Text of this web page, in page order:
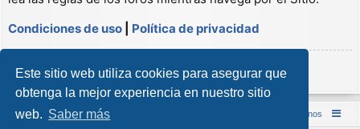
Este sitio web utiliza cookies para asegurar que
obtenga la mejor experiencia en nuestro sitio
web. Saber más
Condiciones de uso
Política de privacidad
Registrarse
Inicio (Web) Foro Punta de Lanza Wargames Contáctenos